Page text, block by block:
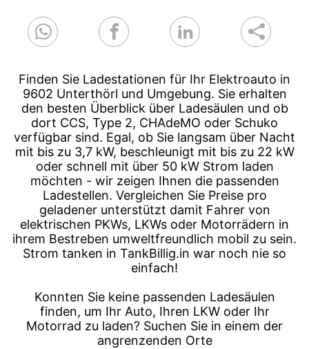
Finden Sie Ladestationen für Ihr Elektroauto in
9602 Unterthörl und Umgebung. Sie erhalten
den besten Überblick über Ladesäulen und ob
dort CCS, Type 2, CHAdeMO oder Schuko
verfügbar sind. Egal, ob Sie langsam über Nacht
mit bis zu 3,7 kW, beschleunigt mit bis zu 22 kW
oder schnell mit über 50 kW Strom laden
möchten - wir zeigen Ihnen die passenden
Ladestellen. Vergleichen Sie Preise pro
geladener unterstützt damit Fahrer von
elektrischen PKWs, LKWs oder Motorrädern in
ihrem Bestreben umweltfreundlich mobil zu sein.
Strom tanken in TankBillig.in war noch nie so
einfach!
Konnten Sie keine passenden Ladesäulen
finden, um Ihr Auto, Ihren LKW oder Ihr
Motorrad zu laden? Suchen Sie in einem der
angrenzenden Orte